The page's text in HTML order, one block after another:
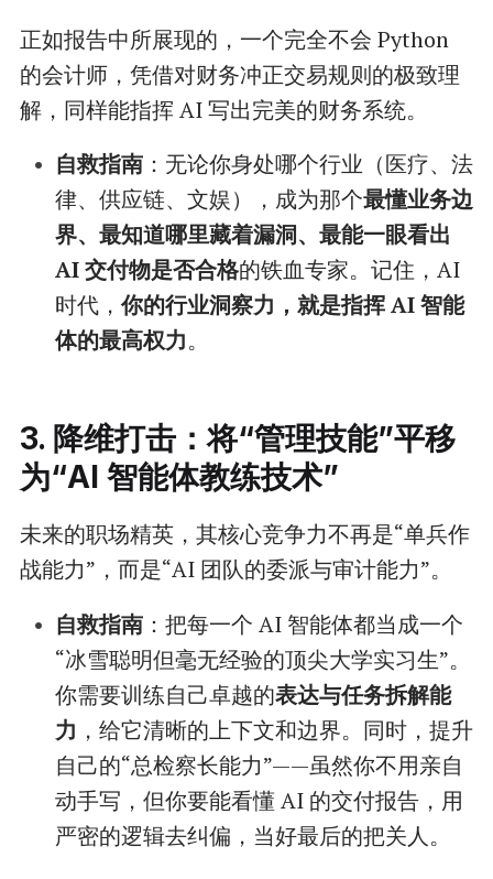
正如报告中所展现的，一个完全不会 Python
的会计师，凭借对财务冲正交易规则的极致理
解，同样能指挥 AI 写出完美的财务系统。
自救指南：无论你身处哪个行业（医疗、法
律、供应链、文娱），成为那个最懂业务边
界、最知道哪里藏着漏洞、最能一眼看出
AI 交付物是否合格的铁血专家。记住，AI
时代，你的行业洞察力，就是指挥 AI 智能
体的最高权力。
3. 降维打击：将“管理技能”平移
为“AI 智能体教练技术”
未来的职场精英，其核心竞争力不再是“单兵作
战能力”，而是“AI 团队的委派与审计能力”。
自救指南：把每一个 AI 智能体都当成一个
“冰雪聪明但毫无经验的顶尖大学实习生”。
你需要训练自己卓越的表达与任务拆解能
力 ，给它清晰的上下文和边界。同时，提升
自己的“总检察长能力”——虽然你不用亲自
动手写，但你要能看懂 AI 的交付报告，用
严密的逻辑去纠偏，当好最后的把关人。